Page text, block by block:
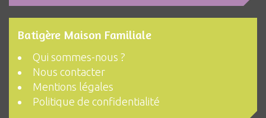
Batigère Maison Familiale
Qui sommes-nous ?
Nous contacter
Mentions légales
Politique de confidentialité